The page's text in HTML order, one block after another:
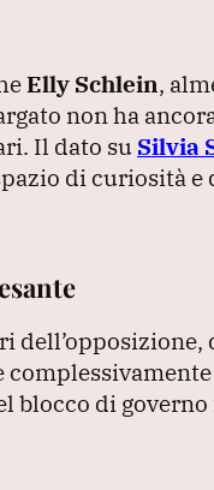
Elly Schlein,
non ha
Il dato su Silvia
di curiosità
blocco di